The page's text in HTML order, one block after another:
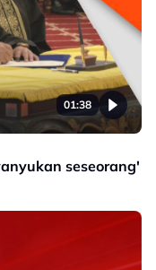
01:38
seseorang'